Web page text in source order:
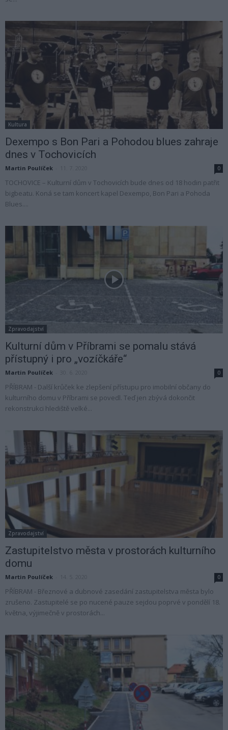
Kultura
Dexempo s Bon Pari a Pohodou blues zahraje
dnes v Tochovicích
Martin Poulíček 0
TOCHOVICE – Kulturní dům v Tochovicích bude dnes od 18 hodin patřit
bigbeatu. Koná se tam koncert kapel Dexempo, Bon Pari a Pohoda
Blues....
Zpravodajství
Kulturní dům v Příbrami se pomalu stává
přístupný i pro „vozíčkáře“
Martin Poulíček 0
PŘÍBRAM - Další krůček ke zlepšení přístupu pro imobilní občany do
kulturního domu v Příbrami se povedl. Teď jen zbývá dokončit
rekonstrukci hlediště velké...
Zpravodajství
Zastupitelstvo města v prostorách kulturního
domu
Martin Poulíček 0
PŘÍBRAM - Březnové a dubnové zasedání zastupitelstva města bylo
zrušeno. Zastupitelé se po nucené pauze sejdou poprvé v pondělí 18.
května, výjimečně v prostorách...